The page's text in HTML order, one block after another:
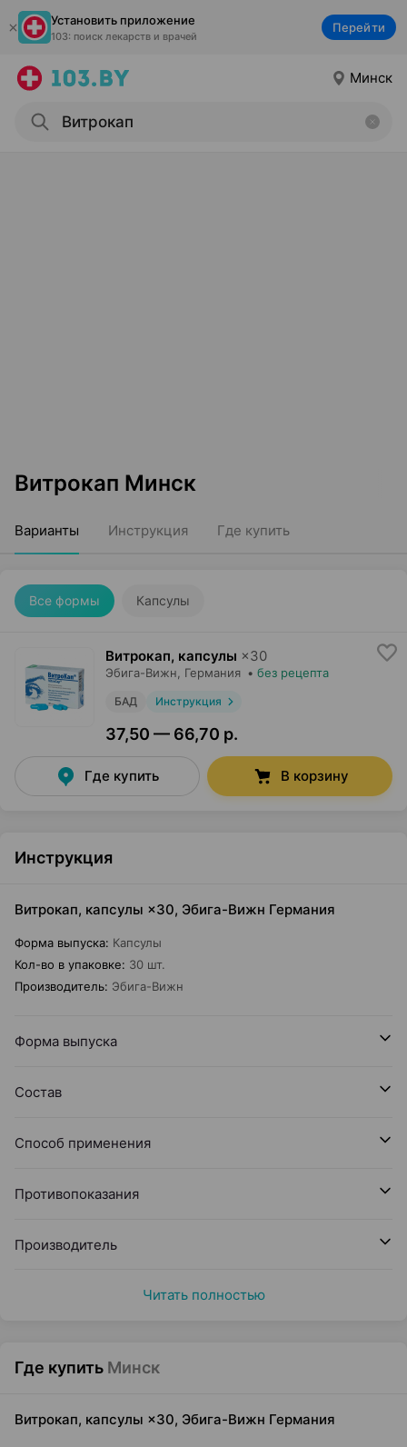
Установить приложение
103: поиск лекарств и врачей
Перейти
Минск
Витрокап Минск
Варианты Инструкция Где купить
Все формы Капсулы
Витрокап, капсулы ×30
Эбига-Вижн , Германия • без рецепта
БАД Инструкция
37,50 — 66,70 р.
Где купить В корзину
Инструкция
Витрокап, капсулы ×30, Эбига-Вижн Германия
Форма выпуска: Капсулы
Кол-во в упаковке: 30 шт.
Производитель: Эбига-Вижн
Форма выпуска
Состав
Способ применения
Противопоказания
Производитель
Читать полностью
Где купить Минск
Витрокап, капсулы ×30, Эбига-Вижн Германия